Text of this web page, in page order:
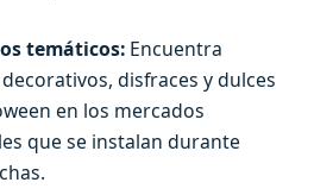
temáticos: Encuentra
disfraces y dulces
en los mercados
que se instalan durante